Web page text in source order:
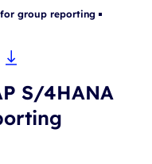
for group reporting
S/4HANA